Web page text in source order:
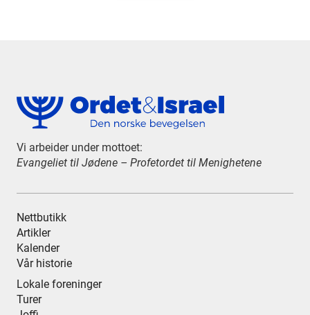
Vi arbeider under mottoet:
Evangeliet til Jødene – Profetordet til Menighetene
Nettbutikk
Artikler
Kalender
Vår historie
Lokale foreninger
Turer